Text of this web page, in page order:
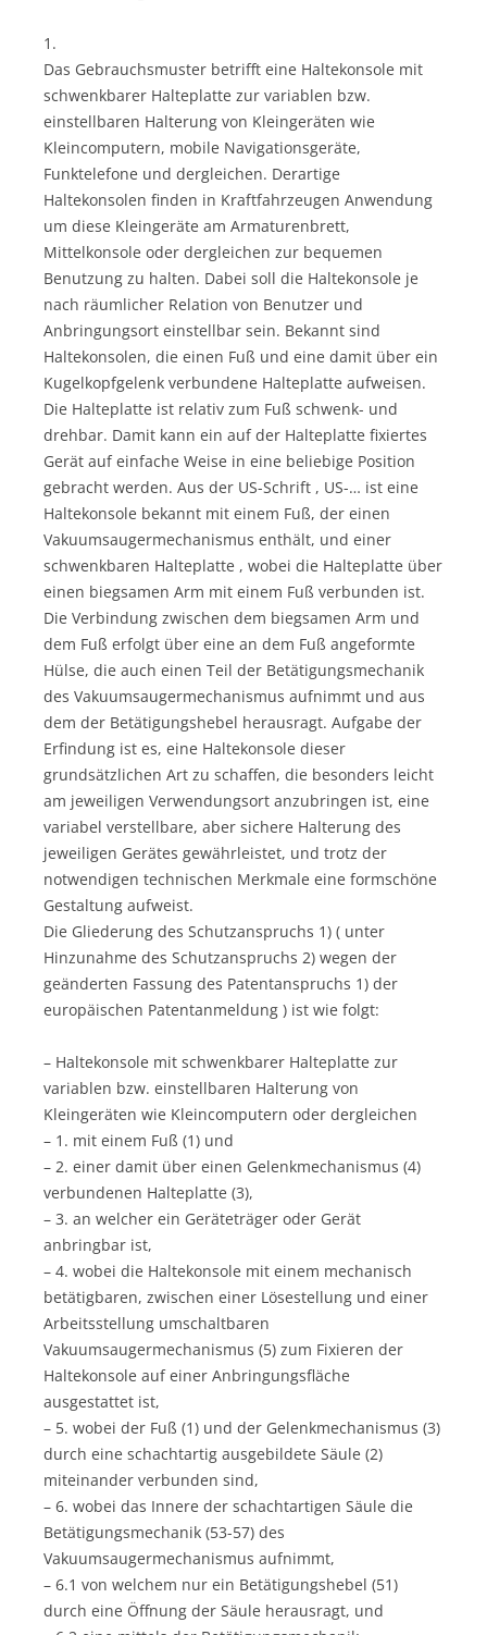
1.
Das Gebrauchsmuster betrifft eine Haltekonsole mit
schwenkbarer Halteplatte zur variablen bzw.
einstellbaren Halterung von Kleingeräten wie
Kleincomputern, mobile Navigationsgeräte,
Funktelefone und dergleichen. Derartige
Haltekonsolen finden in Kraftfahrzeugen Anwendung
um diese Kleingeräte am Armaturenbrett,
Mittelkonsole oder dergleichen zur bequemen
Benutzung zu halten. Dabei soll die Haltekonsole je
nach räumlicher Relation von Benutzer und
Anbringungsort einstellbar sein. Bekannt sind
Haltekonsolen, die einen Fuß und eine damit über ein
Kugelkopfgelenk verbundene Halteplatte aufweisen.
Die Halteplatte ist relativ zum Fuß schwenk- und
drehbar. Damit kann ein auf der Halteplatte fixiertes
Gerät auf einfache Weise in eine beliebige Position
gebracht werden. Aus der US-Schrift , US-… ist eine
Haltekonsole bekannt mit einem Fuß, der einen
Vakuumsaugermechanismus enthält, und einer
schwenkbaren Halteplatte , wobei die Halteplatte über
einen biegsamen Arm mit einem Fuß verbunden ist.
Die Verbindung zwischen dem biegsamen Arm und
dem Fuß erfolgt über eine an dem Fuß angeformte
Hülse, die auch einen Teil der Betätigungsmechanik
des Vakuumsaugermechanismus aufnimmt und aus
dem der Betätigungshebel herausragt. Aufgabe der
Erfindung ist es, eine Haltekonsole dieser
grundsätzlichen Art zu schaffen, die besonders leicht
am jeweiligen Verwendungsort anzubringen ist, eine
variabel verstellbare, aber sichere Halterung des
jeweiligen Gerätes gewährleistet, und trotz der
notwendigen technischen Merkmale eine formschöne
Gestaltung aufweist.
Die Gliederung des Schutzanspruchs 1) ( unter
Hinzunahme des Schutzanspruchs 2) wegen der
geänderten Fassung des Patentanspruchs 1) der
europäischen Patentanmeldung ) ist wie folgt:
– Haltekonsole mit schwenkbarer Halteplatte zur
variablen bzw. einstellbaren Halterung von
Kleingeräten wie Kleincomputern oder dergleichen
– 1. mit einem Fuß (1) und
– 2. einer damit über einen Gelenkmechanismus (4)
verbundenen Halteplatte (3),
– 3. an welcher ein Geräteträger oder Gerät
anbringbar ist,
– 4. wobei die Haltekonsole mit einem mechanisch
betätigbaren, zwischen einer Lösestellung und einer
Arbeitsstellung umschaltbaren
Vakuumsaugermechanismus (5) zum Fixieren der
Haltekonsole auf einer Anbringungsfläche
ausgestattet ist,
– 5. wobei der Fuß (1) und der Gelenkmechanismus (3)
durch eine schachtartig ausgebildete Säule (2)
miteinander verbunden sind,
– 6. wobei das Innere der schachtartigen Säule die
Betätigungsmechanik (53-57) des
Vakuumsaugermechanismus aufnimmt,
– 6.1 von welchem nur ein Betätigungshebel (51)
durch eine Öffnung der Säule herausragt, und